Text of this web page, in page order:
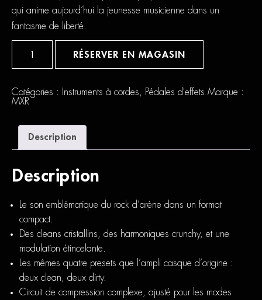
qui anime aujourd’hui la jeunesse musicienne dans un
fantasme de liberté.
RÉSERVER EN MAGASIN
Catégories : Instruments à cordes Pédales d'effets Marque :
MXR
Description
Description
Le son emblématique du rock d’arène dans un format
compact.
Des cleans cristallins, des harmoniques crunchy, et une
modulation étincelante.
Les mêmes quatre presets que l’ampli casque d’origine :
deux clean, deux dirty.
Circuit de compression complexe, ajusté pour les modes